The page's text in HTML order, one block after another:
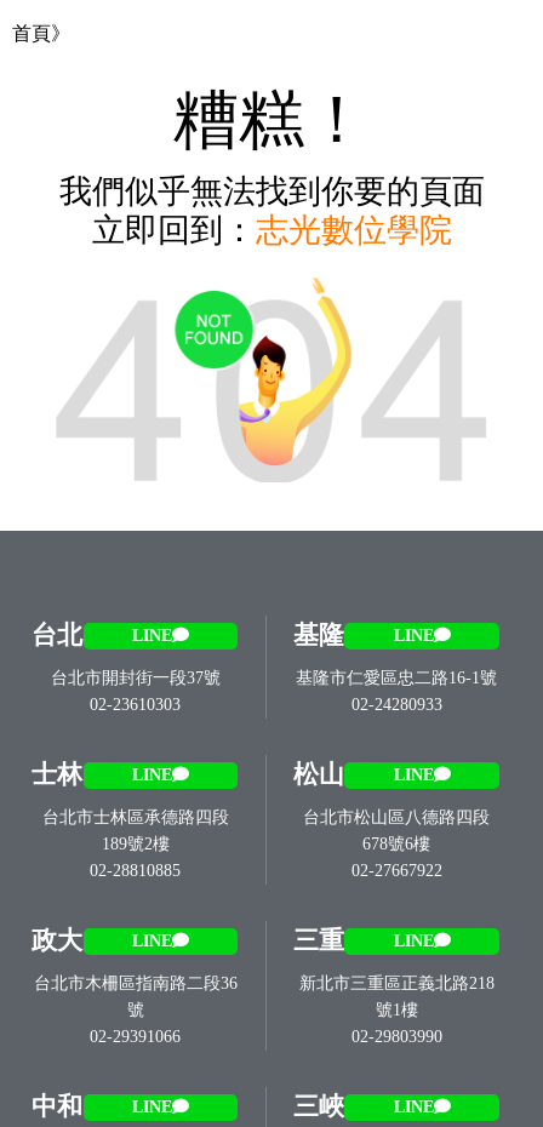
首頁》
糟糕！
我們似乎無法找到你要的頁面
立即回到： 志光數位學院
台北 LINE
台北市開封街一段37號
02-23610303
基隆 LINE
基隆市仁愛區忠二路16-1號
02-24280933
士林 LINE
台北市士林區承德路四段
189號2樓
02-28810885
松山 LINE
台北市松山區八德路四段
678號6樓
02-27667922
政大 LINE
台北市木柵區指南路二段36
號
02-29391066
三重 LINE
新北市三重區正義北路218
號1樓
02-29803990
中和 LINE 三峽 LINE